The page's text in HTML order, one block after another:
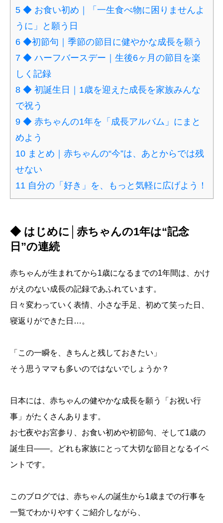
5 ◆ お食い初め｜「一生食べ物に困りませんよ
うに」と願う日
6 ◆初節句｜季節の節目に健やかな成長を願う
7 ◆ ハーフバースデー｜生後6ヶ月の節目を楽
しく記録
8 ◆ 初誕生日｜1歳を迎えた成長を家族みんな
で祝う
9 ◆ 赤ちゃんの1年を「成長アルバム」にまと
めよう
10 まとめ｜赤ちゃんの“今”は、あとからでは残
せない
11 自分の「好き」を、もっと気軽に広げよう！
◆ はじめに│赤ちゃんの1年は“記念
日”の連続
赤ちゃんが生まれてから1歳になるまでの1年間は、かけ
がえのない成長の記録であふれています。
日々変わっていく表情、小さな手足、初めて笑った日、
寝返りができた日…。
「この一瞬を、きちんと残しておきたい」
そう思うママも多いのではないでしょうか？
日本には、赤ちゃんの健やかな成長を願う「お祝い行
事」がたくさんあります。
お七夜やお宮参り、お食い初めや初節句、そして1歳の
誕生日――。どれも家族にとって大切な節目となるイベ
ントです。
このブログでは、赤ちゃんの誕生から1歳までの行事を
一覧でわかりやすくご紹介しながら、